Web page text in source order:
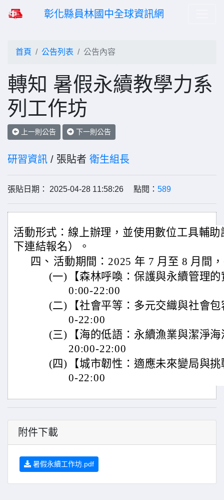
彰化縣員林國中全球資訊網
首頁 公告列表 公告內容
轉知 暑假永續教學力系
列工作坊
上一則公告 下一則公告
研習資訊 / 張貼者 衛生組長
張貼日期： 2025-04-28 11:58:26 點閱： 589
活動形式：線上辦理，並使用數位工具輔
下連結報名）。
四、 活動期間：2025 年 7 月至 8 月間
(一)
【森林呼喚：保護與永續管理
0:00-22:00
(二)
【社會平等：多元交織與社會
0-22:00
(三)
【海的低語：永續漁業與潔淨
20:00-22:00
(四)
【城市韌性：適應未來變局與
0-22:00
附件下載
暑假永續工作坊.pdf